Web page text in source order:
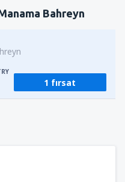
Bahreyn
1 fırsat